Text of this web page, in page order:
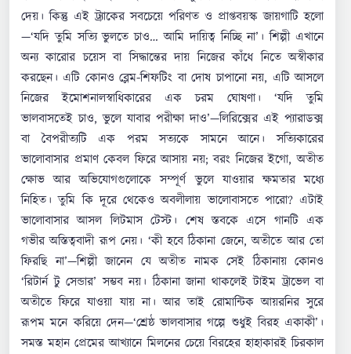
দেয়। কিন্তু এই ট্র্যাকের সবচেয়ে পরিণত ও প্রাপ্তবয়স্ক জায়গাটি হলো
—‘যদি তুমি সত্যি ভুলতে চাও… আমি দায়িত্ব নিচ্ছি না’। শিল্পী এখানে
অন্য কারোর চয়েস বা সিদ্ধান্তের দায় নিজের কাঁধে নিতে অস্বীকার
করছেন। এটি কোনও ব্লেম-শিফটিং বা দোষ চাপানো নয়, এটি আসলে
নিজের ইমোশনালস্বাধিকারের এক চরম ঘোষণা। ‘যদি তুমি
ভালবাসতেই চাও, ভুলে যাবার পরীক্ষা দাও’—লিরিক্সের এই প্যারাডক্স
বা বৈপরীত্যটি এক পরম সত্যকে সামনে আনে। সত্যিকারের
ভালোবাসার প্রমাণ কেবল ফিরে আসায় নয়; বরং নিজের ইগো, অতীত
ক্ষোভ আর অভিযোগগুলোকে সম্পূর্ণ ভুলে যাওয়ার ক্ষমতার মধ্যে
নিহিত। তুমি কি দূরে থেকেও অবলীলায় ভালোবাসতে পারো? এটাই
ভালোবাসার আসল লিটমাস টেস্ট। শেষ স্তবকে এসে গানটি এক
গভীর অস্তিত্ববাদী রূপ নেয়। ‘কী হবে ঠিকানা জেনে, অতীতে আর তো
ফিরছি না’—শিল্পী জানেন যে অতীত নামক সেই ঠিকানায় কোনও
‘রিটার্ন টু সেন্ডার’ সম্ভব নয়। ঠিকানা জানা থাকলেই টাইম ট্রাভেল বা
অতীতে ফিরে যাওয়া যায় না। আর তাই রোমান্টিক আয়রনির সুরে
রূপম মনে করিয়ে দেন—‘শ্রেষ্ঠ ভালবাসার গল্পে শুধুই বিরহ একাকী’।
সমস্ত মহান প্রেমের আখ্যানে মিলনের চেয়ে বিরহের হাহাকারই চিরকাল